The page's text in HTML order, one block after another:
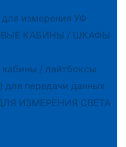
измерения УФ
КАБИНЫ / ШКАФЫ
/ лайтбоксы
передачи данных
ИЗМЕРЕНИЯ СВЕТА